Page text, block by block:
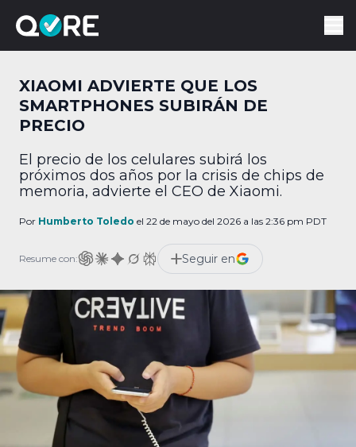
XIAOMI ADVIERTE QUE LOS
SMARTPHONES SUBIRÁN DE
PRECIO
El precio de los celulares subirá los
próximos dos años por la crisis de chips de
memoria, advierte el CEO de Xiaomi.
Por Humberto Toledo el 22 de mayo del 2026 a las 2:36 pm PDT
Resume con: Seguir en